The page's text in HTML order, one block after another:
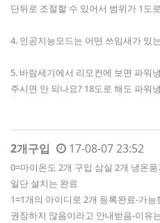
단뒤로 조절할 수 있어서 범위가 1도
4. 인공지능모드는 어떤 쓰임새가 있
5. 바람세기에서 리모컨에 보면 파워
주시면 안 되나요? 18도로 해도 파워
2개구입 17-08-07 23:52
0=마이온도 2개 구입 삼실 2개 냉온
일단 설치는 완료
1=1개의 아이디로 2개 등록완료-가
권장하지 않음이라고 안내받음-이유